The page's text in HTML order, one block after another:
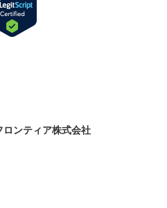
ンティア株式会社